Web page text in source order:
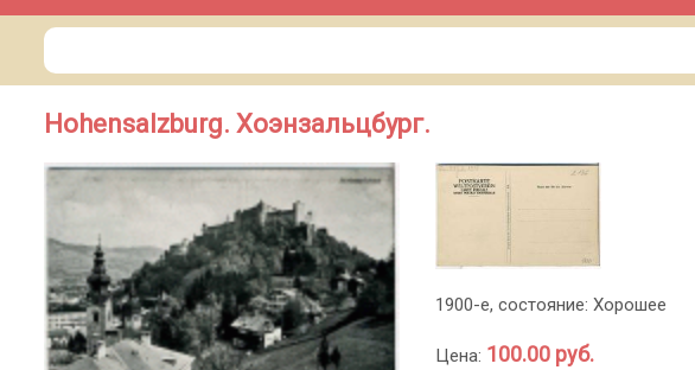
Hohensalzburg. Хоэнзальцбург.
1900-е, состояние: Хорошее
Цена: 100.00 руб.